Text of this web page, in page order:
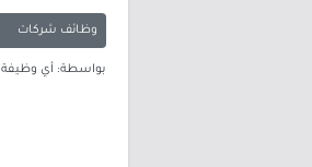
وظائف شركات
بواسطة: أي وظيفة